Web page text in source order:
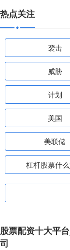
热点关注
袭击
威胁
计划
美国
美联储
杠杆股票什
股票配资十大平
司